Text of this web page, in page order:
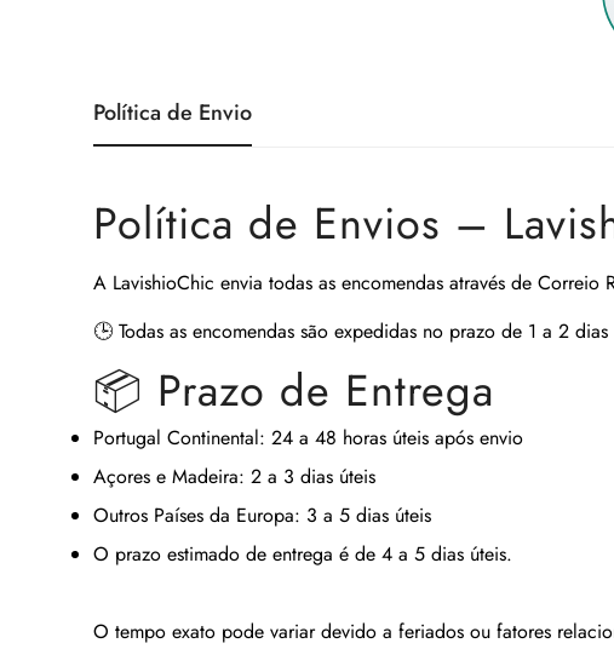
Política de Envio
Política de Envios –
A LavishioChic envia todas as encomendas através de Correio
🕒 Todas as encomendas são expedidas no prazo de 1 a 2
📦 Prazo de Entrega
Portugal Continental: 24 a 48 horas úteis após envio
Açores e Madeira: 2 a 3 dias úteis
Outros Países da Europa: 3 a 5 dias úteis
O prazo estimado de entrega é de 4 a 5 dias úteis.
O tempo exato pode variar devido a feriados ou fatores